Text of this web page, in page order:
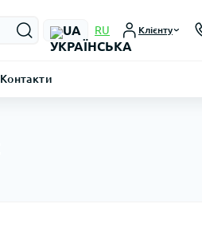
UA RU Клієнту
Контакти